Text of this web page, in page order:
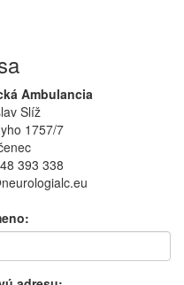
Ambulancia
Slíž
1757/7
393 338